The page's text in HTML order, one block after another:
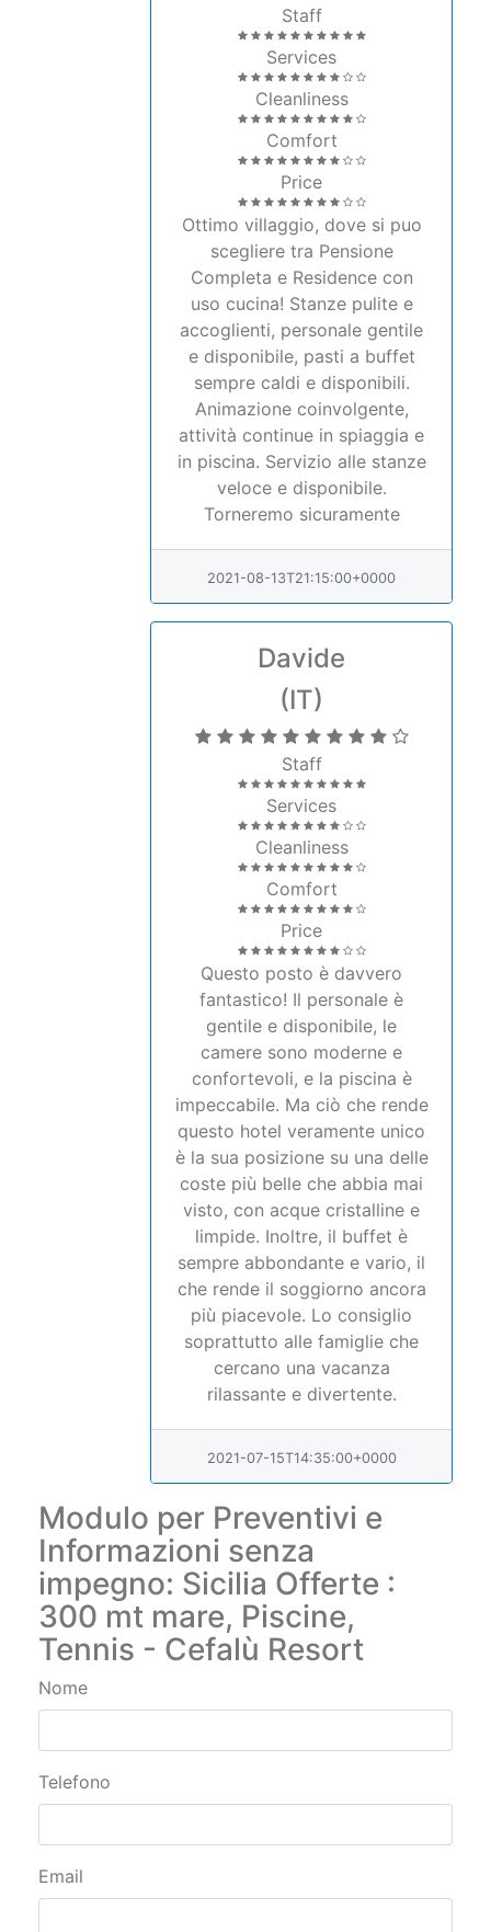
Staff
Services
Cleanliness
Comfort
Price
Ottimo villaggio, dove si puo
scegliere tra Pensione
Completa e Residence con
uso cucina! Stanze pulite e
accoglienti, personale gentile
e disponibile, pasti a buffet
sempre caldi e disponibili.
Animazione coinvolgente,
attività continue in spiaggia e
in piscina. Servizio alle stanze
veloce e disponibile.
Torneremo sicuramente
2021-08-13T21:15:00+0000
Davide
(IT)
Staff
Services
Cleanliness
Comfort
Price
Questo posto è davvero
fantastico! Il personale è
gentile e disponibile, le
camere sono moderne e
confortevoli, e la piscina è
impeccabile. Ma ciò che rende
questo hotel veramente unico
è la sua posizione su una delle
coste più belle che abbia mai
visto, con acque cristalline e
limpide. Inoltre, il buffet è
sempre abbondante e vario, il
che rende il soggiorno ancora
più piacevole. Lo consiglio
soprattutto alle famiglie che
cercano una vacanza
rilassante e divertente.
2021-07-15T14:35:00+0000
Modulo per Preventivi e
Informazioni senza
impegno: Sicilia Offerte :
300 mt mare, Piscine,
Tennis - Cefalù Resort
Nome
Telefono
Email